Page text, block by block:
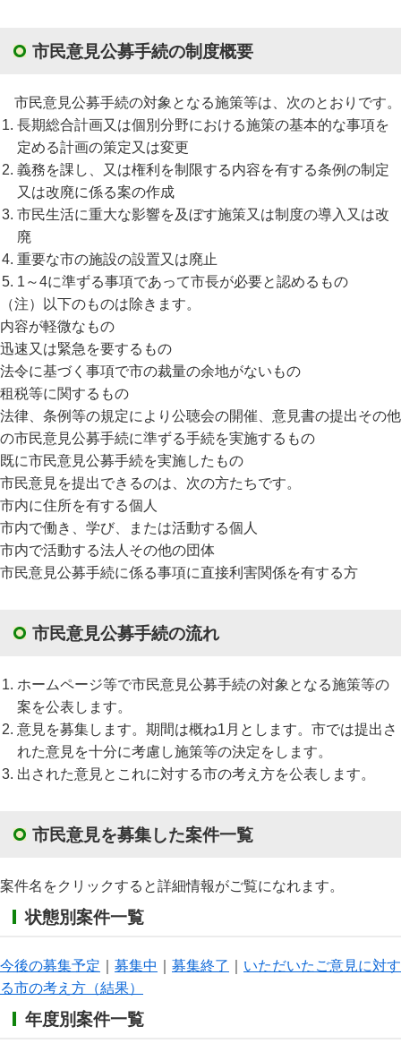
市民意見公募手続の制度概要
市民意見公募手続の対象となる施策等は、次のとおりです。
長期総合計画又は個別分野における施策の基本的な事項を
定める計画の策定又は変更
義務を課し、又は権利を制限する内容を有する条例の制定
又は改廃に係る案の作成
市民生活に重大な影響を及ぼす施策又は制度の導入又は改
廃
重要な市の施設の設置又は廃止
1～4に準ずる事項であって市長が必要と認めるもの
（注）以下のものは除きます。
内容が軽微なもの
迅速又は緊急を要するもの
法令に基づく事項で市の裁量の余地がないもの
租税等に関するもの
法律、条例等の規定により公聴会の開催、意見書の提出その他
の市民意見公募手続に準ずる手続を実施するもの
既に市民意見公募手続を実施したもの
市民意見を提出できるのは、次の方たちです。
市内に住所を有する個人
市内で働き、学び、または活動する個人
市内で活動する法人その他の団体
市民意見公募手続に係る事項に直接利害関係を有する方
市民意見公募手続の流れ
ホームページ等で市民意見公募手続の対象となる施策等の
案を公表します。
意見を募集します。期間は概ね1月とします。市では提出さ
れた意見を十分に考慮し施策等の決定をします。
出された意見とこれに対する市の考え方を公表します。
市民意見を募集した案件一覧
案件名をクリックすると詳細情報がご覧になれます。
状態別案件一覧
今後の募集予定 募集中 募集終了
いただいたご意見に対す
る市の考え方（結果）
年度別案件一覧